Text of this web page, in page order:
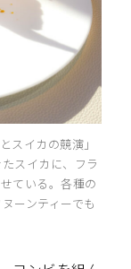
スイカの競演」
スイカに、フラ
ている。各種の
ーンティーでも